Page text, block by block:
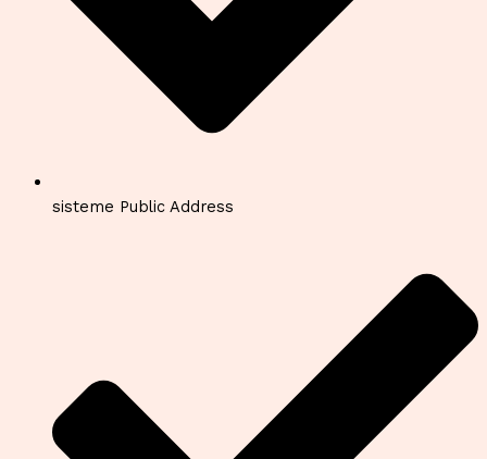
sisteme Public Address